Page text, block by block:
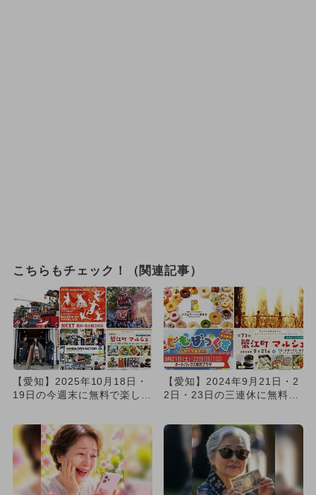
こちらもチェック！（関連記事）
【愛知】2025年10月18日・
19日の今週末に無料で楽しめ
【愛知】2024年9月21日・2
2日・23日の三連休に無料で